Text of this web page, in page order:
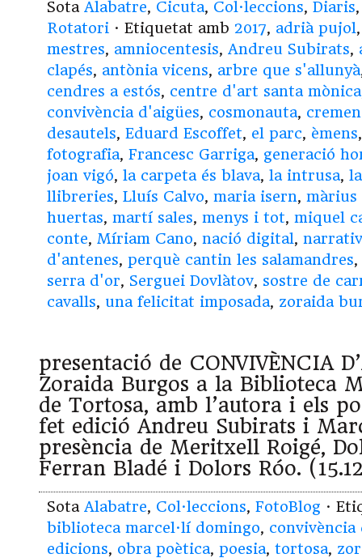
Sota Alabatre, Cicuta, Col·leccions, Diaris
Rotatori · Etiquetat amb 2017, adrià pujol
mestres, amniocentesis, Andreu Subirats,
clapés, antònia vicens, arbre que s'allunyà
cendres a estós, centre d'art santa mònica
convivència d'aigües, cosmonauta,
desautels, Eduard Escoffet, el parc, èmens
fotografia, Francesc Garriga, generació
joan vigó, la carpeta és blava, la intrusa,
llibreries, Lluís Calvo, maria isern, màrius
huertas, martí sales, menys i tot, miquel
conte, Míriam Cano, nació digital,
d'antenes, perquè cantin les salamandres,
serra d'or, Serguei Dovlàtov, sostre de
cavalls, una felicitat imposada, zoraida
presentació de CONVIVÈNCIA
Zoraida Burgos a la Biblioteca
de Tortosa, amb l’autora i els
fet edició Andreu Subirats i
presència de Meritxell Roigé,
Ferran Bladé i Dolors Róo.
Sota Alabatre, Col·leccions, FotoBlog ·
biblioteca marcel·lí domingo, convivència
edicions, obra poètica, poesia, tortosa,